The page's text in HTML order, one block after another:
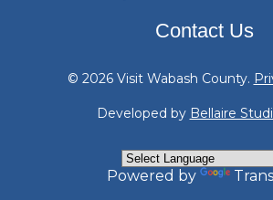
Contact Us
© 2026 Visit Wabash County.
Developed by Bellaire
Powered by